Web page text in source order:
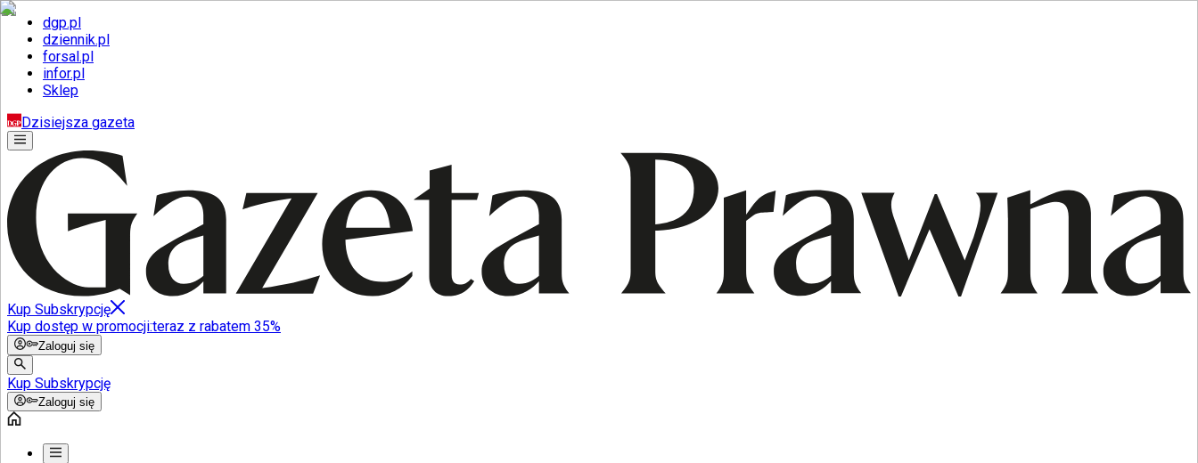
dgp.pl
dziennik.pl
forsal.pl
infor.pl
Sklep
Dzisiejsza gazeta
Kup Subskrypcję
Kup dostęp w promocji:teraz z rabatem 35%
Zaloguj się
Kup Subskrypcję
Zaloguj się